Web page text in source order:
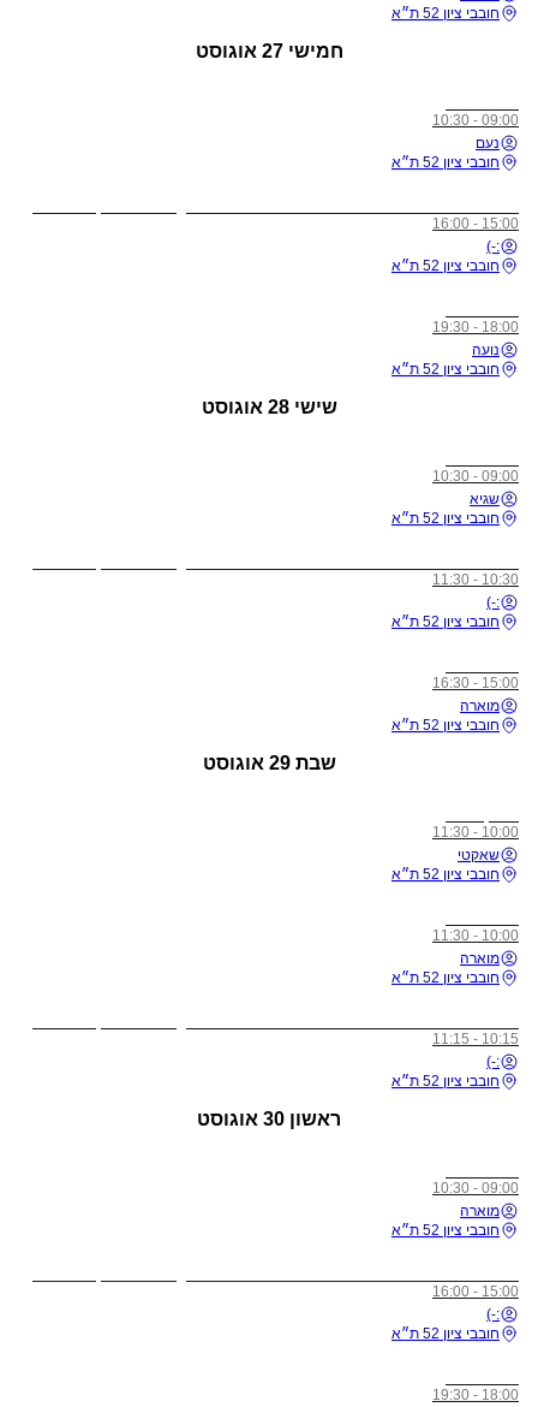
חובבי ציון 52 ת״א
חמישי 27 אוגוסט
09:00 - 10:30
נעם
חובבי ציון 52 ת״א
15:00 - 16:00
:-)
חובבי ציון 52 ת״א
18:00 - 19:30
נועה
חובבי ציון 52 ת״א
שישי 28 אוגוסט
09:00 - 10:30
שגיא
חובבי ציון 52 ת״א
10:30 - 11:30
:-)
חובבי ציון 52 ת״א
15:00 - 16:30
מוארה
חובבי ציון 52 ת״א
שבת 29 אוגוסט
10:00 - 11:30
שאקטי
חובבי ציון 52 ת״א
10:00 - 11:30
מוארה
חובבי ציון 52 ת״א
10:15 - 11:15
:-)
חובבי ציון 52 ת״א
ראשון 30 אוגוסט
09:00 - 10:30
מוארה
חובבי ציון 52 ת״א
15:00 - 16:00
:-)
חובבי ציון 52 ת״א
18:00 - 19:30